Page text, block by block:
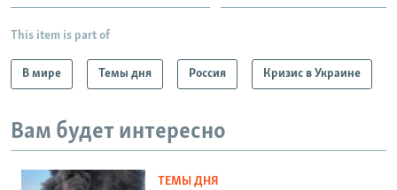
This item is part of
В мире Темы дня Россия Кризис в Украине
Вам будет интересно
ТЕМЫ ДНЯ